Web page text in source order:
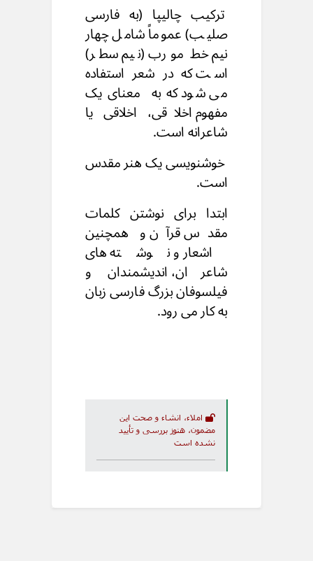
ترکیب چالیپا (به فارسی
صلیب) عموماً شاملچهار
نیم خط مورب (نیم سطر)
استکه در شعر استفاده
می شودکه به معنای یک
مفهوم اخلاقی، اخلاقی یا
شاعرانه است.
خوشنویسی یک هنر مقدس
است.
ابتدا برای نوشتن کلمات
مقدس قرآنو همچنین
اشعار و نوشته های
شاعران،اندیشمندان و
فیلسوفان بزرگ فارسی زبان
به کار می رود.
املاء، انشاء و صحت این
مضمون، هنوز بررسی و تأیید
نشده است